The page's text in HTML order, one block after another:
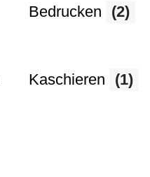
Bedrucken
(2)
Kaschieren (1)